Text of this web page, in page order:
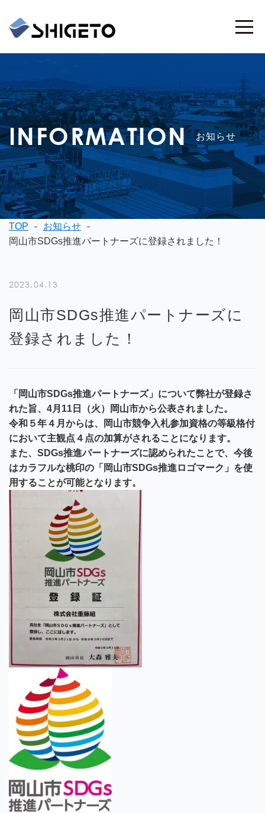
INFORMATION お知らせ
TOP
お知らせ
岡山市SDGs推進パートナーズに登録されました！
2023.04.13
岡山市SDGs推進パートナーズに
登録されました！
「 岡山市SDGs推進パートナーズ」について弊社が登録さ
れた旨、 4月11日（火）岡山市から公表されました。
令和５年４月からは、岡山市競争入札参加資格の等級格付
において主観点４点の加算がされることになります。
また、SDGs推進パートナーズに認められたことで、今後
はカラフルな桃印の「岡山市SDGs推進ロゴマーク」を使
用することが可能となります。